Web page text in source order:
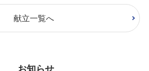
献立一覧へ
お知らせ